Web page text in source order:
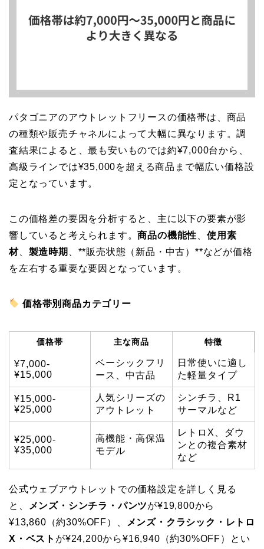
パタゴニアのアウトレットフリースの価格帯は、商品
の種類や販売チャネルによって大幅に異なります。調
査結果によると、最も安いものでは約¥7,000台から、
高級ラインでは¥35,000を超える商品まで幅広い価格設
定となっています。
この価格差の要因を分析すると、主に以下の要素が影
響していると考えられます。商品の機能性 、使用素
材、 製造時期
、**販売状態（新品・中古）**などが価格
を左右する重要な要因となっています。
価格帯別商品カテゴリー
価格帯 主な商品 特徴
¥7,000-
¥15,000
ベーシックフリ
ース、中古品
日常使いに適し
た軽量タイプ
¥15,000-
¥25,000
人気シリーズの
アウトレット
シンチラ、R1
サーマルなど
¥25,000-
¥35,000
高機能・高保温
モデル
レトロX、ダウ
ンとの複合素材
など
公式ウェブアウトレットでの価格設定を詳しく見る
と、
メンズ・シンチラ・パンツが¥19,800から
¥13,860（約30%OFF）、
メンズ・クラシック・レトロ
X・ベスト が¥24,200から¥16,940（約30%OFF）とい